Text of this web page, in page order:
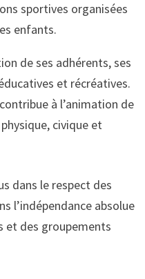
sportives organisées
enfants.
de ses adhérents, ses
et récréatives.
à l’animation de
civique et
dans le respect des
l’indépendance absolue
et des groupements